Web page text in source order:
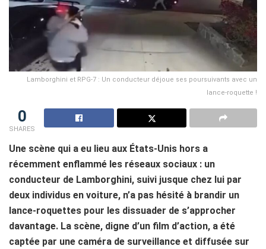
Lamborghini et RPG-7 : Un conducteur déjoue ses poursuivants avec un
lance-roquette !
0
SHARES
Une scène qui a eu lieu aux États-Unis hors a
récemment enflammé les réseaux sociaux : un
conducteur de Lamborghini, suivi jusque chez lui par
deux individus en voiture, n’a pas hésité à brandir un
lance-roquettes pour les dissuader de s’approcher
davantage. La scène, digne d’un film d’action, a été
captée par une caméra de surveillance et diffusée sur